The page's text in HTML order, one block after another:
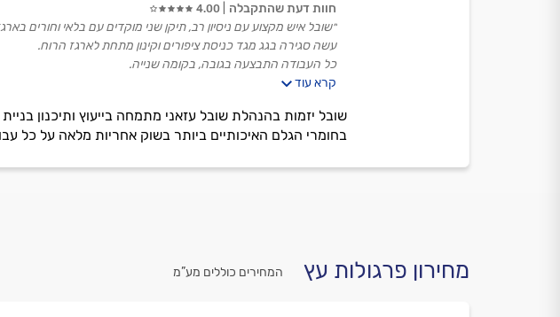
בחומרי הגלם האיכותיים ביותר בשוק אחריות מלאה על כל
חוות דעת שהתקבלה 4.00
״שובל איש מקצוע עם ניסיון רב, תיקן שני מוקדים עם בלאי וחורים
עשה סגירה בגג מגד כניסת ציפורים וקינון מתחת לארגז הרוח.
כל העבודה התבצעה בגובה, בקומה שנייה.
יש קושי עם תכנון זמנים ועדכון: ביום שהיה אמור לראות את
קרא עוד
מחירון פרגולות עץ המחירים כוללים מע”מ